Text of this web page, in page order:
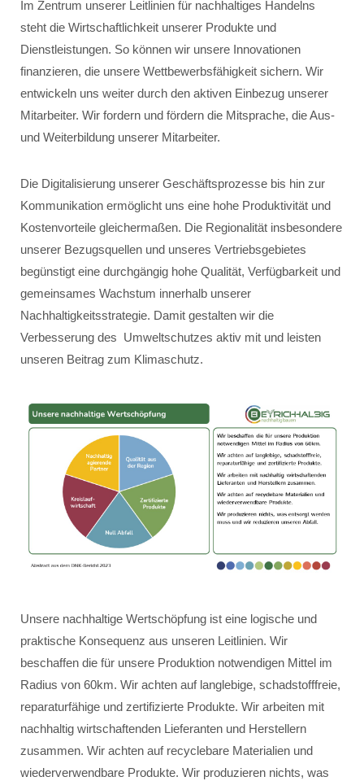
Im Zentrum unserer Leitlinien für nachhaltiges Handelns
steht die Wirtschaftlichkeit unserer Produkte und
Dienstleistungen. So können wir unsere Innovationen
finanzieren, die unsere Wettbewerbsfähigkeit sichern. Wir
entwickeln uns weiter durch den aktiven Einbezug unserer
Mitarbeiter. Wir fordern und fördern die Mitsprache, die Aus-
und Weiterbildung unserer Mitarbeiter.
Die Digitalisierung unserer Geschäftsprozesse bis hin zur
Kommunikation ermöglicht uns eine hohe Produktivität und
Kostenvorteile gleichermaßen. Die Regionalität insbesondere
unserer Bezugsquellen und unseres Vertriebsgebietes
begünstigt eine durchgängig hohe Qualität, Verfügbarkeit und
gemeinsames Wachstum innerhalb unserer
Nachhaltigkeitsstrategie. Damit gestalten wir die
Verbesserung des Umweltschutzes aktiv mit und leisten
unseren Beitrag zum Klimaschutz.
Unsere nachhaltige Wertschöpfung ist eine logische und
praktische Konsequenz aus unseren Leitlinien. Wir
beschaffen die für unsere Produktion notwendigen Mittel im
Radius von 60km. Wir achten auf langlebige, schadstofffreie,
reparaturfähige und zertifizierte Produkte. Wir arbeiten mit
nachhaltig wirtschaftenden Lieferanten und Herstellern
zusammen. Wir achten auf recyclebare Materialien und
wiederverwendbare Produkte. Wir produzieren nichts, was